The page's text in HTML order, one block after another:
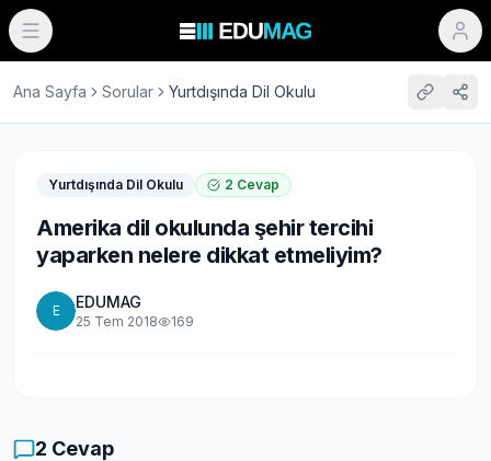
Ana Sayfa Sorular Yurtdışında Dil Okulu
Yurtdışında Dil Okulu 2 Cevap
Amerika dil okulunda şehir tercihi
yaparken nelere dikkat etmeliyim?
E EDUMAG
25 Tem 2018 169
2 Cevap